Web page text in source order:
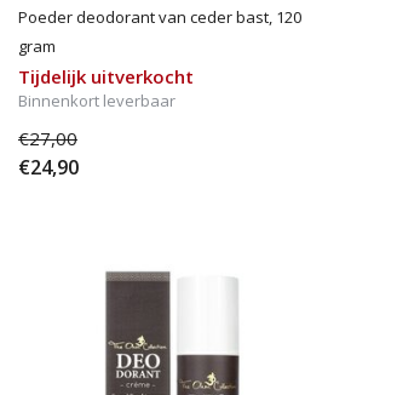
Poeder deodorant van ceder bast, 120
gram
Tijdelijk uitverkocht
Binnenkort leverbaar
€27,00
€24,90